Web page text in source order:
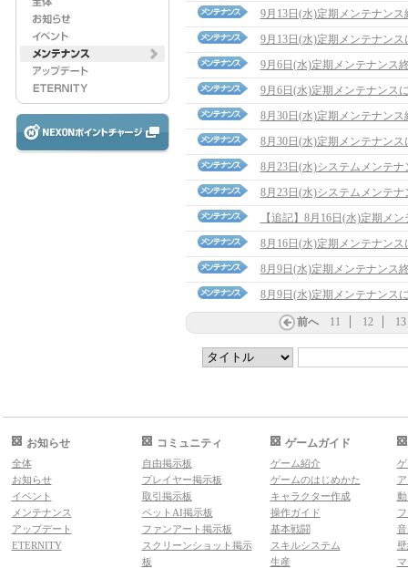
9月13日(水)定期メンテナン
9月13日(水)定期メンテナンス
9月6日(水)定期メンテナンス
9月6日(水)定期メンテナンス
8月30日(水)定期メンテナン
8月30日(水)定期メンテナンス
8月23日(水)システムメンテ
8月23日(水)システムメンテナ
【追記】8月16日(水)定期メ
8月16日(水)定期メンテナンス
8月9日(水)定期メンテナンス
8月9日(水)定期メンテナンス
前へ 11 12 13
お知らせ
全体
お知らせ
イベント
メンテナンス
アップデート
ETERNITY
コミュニティ
自由掲示板
プレイヤー掲示板
取引掲示板
ペットAI掲示板
ファンアート掲示板
スクリーンショット掲示
板
ゲームガイド
ゲーム紹介
ゲームのはじめかた
キャラクター作成
操作ガイド
基本戦闘
スキルシステム
生産